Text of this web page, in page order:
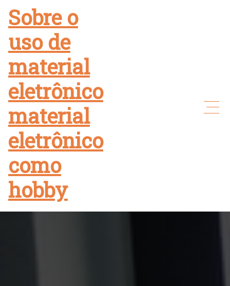
content
Sobre o
uso de
material
eletrônico
material
eletrônico
como
hobby